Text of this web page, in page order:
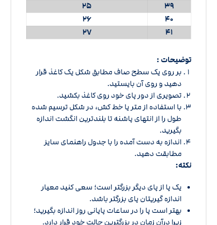
39
25
40
26
41
27
توضیحات :
بر روی یک سطح صاف مطابق شکل یک کاغذ قرار
دهید و روی آن بایستید.
تصویری از دور پای خود روی کاغذ بکشید.
با استفاده از متر یا خط کش، در شکل ترسیم شده
طول را از انتهای پاشنه تا بلندترین انگشت اندازه
بگیرید.
اندازه به دست آمده را باجدول راهنمای سایز
مطابقت دهید.
نکته:
یک پا از پای دیگر بزرگتر است؛ سعی کنید معیار
اندازه گیریتان پای بزرگتر باشد.
بهتر است پا را در ساعات پایانی روز اندازه بگیرید؛
زیرا درآن زمان در بزرگترین حالت خود قرار دارد.